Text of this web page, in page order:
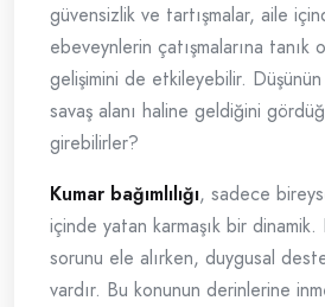
güvensizlik ve tartışmalar, aile
ebeveynlerin çatışmalarına tanık
gelişimini de etkileyebilir.
savaş alanı haline geldiğini
girebilirler?
Kumar bağımlılığı, sadece
içinde yatan karmaşık bir
sorunu ele alırken, duygusal
vardır. Bu konunun derinlerine